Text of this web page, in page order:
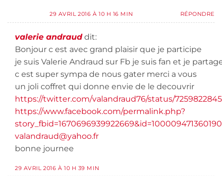
29 AVRIL 2016 À 10 H 16 MIN RÉPONDRE
valerie andraud dit:
Bonjour c est avec grand plaisir que je participe
je suis Valerie Andraud sur Fb je suis fan et je
c est super sympa de nous gater merci a vous
un joli coffret qui donne envie de le decouvrir
https://twitter.com/valandraud76/status/
https://www.facebook.com/permalink.php?
valandraud@yahoo.fr
bonne journee
29 AVRIL 2016 À 10 H 39 MIN